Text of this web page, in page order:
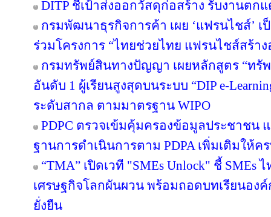
DITP ชี้เป้าส่งออกวัสดุก่อสร้าง รับงานตก
กรมพัฒนาธุรกิจการค้า เผย ‘แฟรนไชส์’
ร่วมโครงการ “ไทยช่วยไทย แฟรนไชส์สร้า
กรมทรัพย์สินทางปัญญา เผยหลักสูตร “ท
อันดับ 1 ผู้เรียนสูงสุดบนระบบ “DIP e-
ระดับสากล ตามมาตรฐาน WIPO
PDPC ตรวจเข้มคุ้มครองข้อมูลประชาชน
ฐานการดำเนินการตาม PDPA เพิ่มเติมให้ค
“TMA” เปิดเวที "SMEs Unlock" ชี้ SMEs
เศรษฐกิจโลกผันผวน พร้อมถอดบทเรียนอง
ยั่งยืน